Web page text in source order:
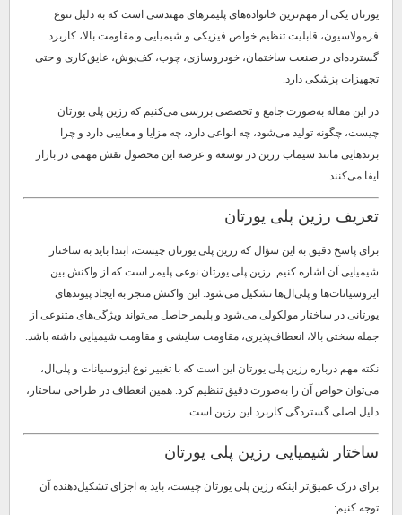
یورتان یکی از مهم‌ترین خانواده‌های پلیمرهای مهندسی است که به دلیل تنوع
فرمولاسیون، قابلیت تنظیم خواص فیزیکی و شیمیایی و مقاومت بالا، کاربرد
گسترده‌ای در صنعت ساختمان، خودروسازی، چوب، کف‌پوش، عایق‌کاری و حتی
تجهیزات پزشکی دارد.
در این مقاله به‌صورت جامع و تخصصی بررسی می‌کنیم که رزین پلی یورتان
چیست، چگونه تولید می‌شود، چه انواعی دارد، چه مزایا و معایبی دارد و چرا
برندهایی مانند سیماب رزین در توسعه و عرضه این محصول نقش مهمی در بازار
ایفا می‌کنند.
تعریف رزین پلی یورتان
برای پاسخ دقیق به این سؤال که رزین پلی یورتان چیست، ابتدا باید به ساختار
شیمیایی آن اشاره کنیم. رزین پلی یورتان نوعی پلیمر است که از واکنش بین
ایزوسیانات‌ها و پلی‌ال‌ها تشکیل می‌شود. این واکنش منجر به ایجاد پیوندهای
یورتانی در ساختار مولکولی می‌شود و پلیمر حاصل می‌تواند ویژگی‌های متنوعی از
جمله سختی بالا، انعطاف‌پذیری، مقاومت سایشی و مقاومت شیمیایی داشته باشد.
نکته مهم درباره رزین پلی یورتان این است که با تغییر نوع ایزوسیانات و پلی‌ال،
می‌توان خواص آن را به‌صورت دقیق تنظیم کرد. همین انعطاف در طراحی ساختار،
دلیل اصلی گستردگی کاربرد این رزین است.
ساختار شیمیایی رزین پلی یورتان
برای درک عمیق‌تر اینکه رزین پلی یورتان چیست، باید به اجزای تشکیل‌دهنده آن
توجه کنیم: